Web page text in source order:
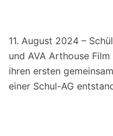
11. August 2024 –
und AVA Arthouse
ihren ersten
einer Schul-AG